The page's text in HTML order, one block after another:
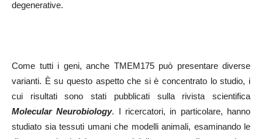
degenerative.
Come tutti i geni, anche TMEM175 può presentare diverse
varianti. È su questo aspetto che si è concentrato lo studio, i
cui risultati sono stati pubblicati sulla rivista scientifica
Molecular Neurobiology. I ricercatori, in particolare, hanno
studiato sia tessuti umani che modelli animali, esaminando le